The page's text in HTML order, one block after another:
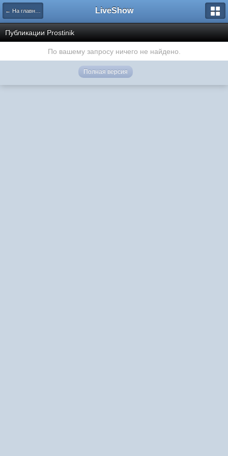
← На главную LiveShow
Публикации Prostinik
По вашему запросу ничего не найдено.
Полная версия